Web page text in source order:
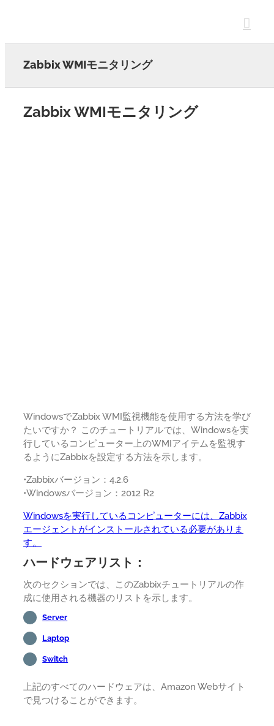
Zabbix WMIモニタリング
Zabbix WMIモニタリング
WindowsでZabbix WMI監視機能を使用する方法を学び
たいですか？ このチュートリアルでは、Windowsを実
行しているコンピューター上のWMIアイテムを監視す
るようにZabbixを設定する方法を示します。
•Zabbixバージョン：4.2.6
•Windowsバージョン：2012 R2
Windowsを実行しているコンピューターには、Zabbix
エージェントがインストールされている必要がありま
す。
ハードウェアリスト：
次のセクションでは、このZabbixチュートリアルの作
成に使用される機器のリストを示します。
Server
Laptop
Switch
上記のすべてのハードウェアは、Amazon Webサイト
で見つけることができます。